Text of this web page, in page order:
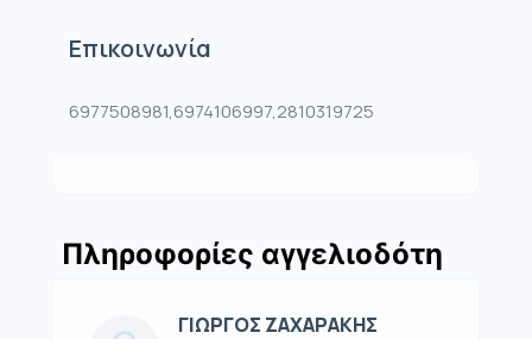
Επικοινωνία
6977508981,6974106997,2810319725
Πληροφορίες αγγελιοδότη
ΓΙΩΡΓΟΣ ΖΑΧΑΡΑΚΗΣ